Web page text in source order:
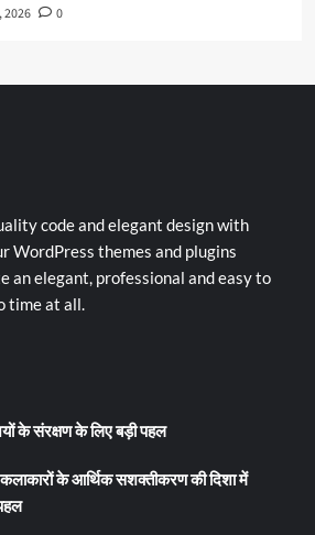
2026 0
code and elegant design with
WordPress themes and plugins
an elegant, professional and easy to
time at all.
के संरक्षण के लिए बड़ी पहल
के आर्थिक सशक्तीकरण की दिशा में